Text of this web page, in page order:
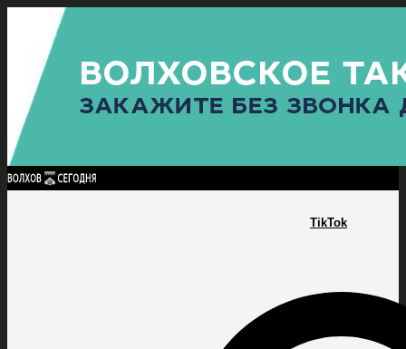
TikTok
Найти:
ГЛАВНАЯ ПОЛИТИКАПРОИСШЕСТВИЯ ПРОКУРАТУРАСПОРТ
ПОЛИТИКА
КУЛЬТУРА
ПОСЕЛЕНИЯ